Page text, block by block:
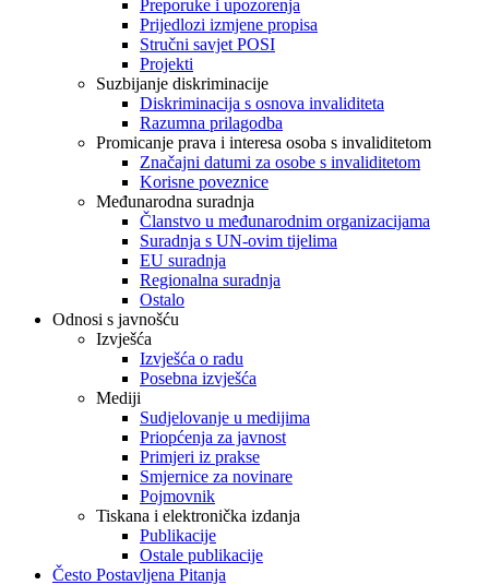
Preporuke i upozorenja
Prijedlozi izmjene propisa
Stručni savjet POSI
Projekti
Suzbijanje diskriminacije
Diskriminacija s osnova invaliditeta
Razumna prilagodba
Promicanje prava i interesa osoba s invaliditetom
Značajni datumi za osobe s invaliditetom
Korisne poveznice
Međunarodna suradnja
Članstvo u međunarodnim organizacijama
Suradnja s UN-ovim tijelima
EU suradnja
Regionalna suradnja
Ostalo
Odnosi s javnošću
Izvješća
Izvješća o radu
Posebna izvješća
Mediji
Sudjelovanje u medijima
Priopćenja za javnost
Primjeri iz prakse
Smjernice za novinare
Pojmovnik
Tiskana i elektronička izdanja
Publikacije
Ostale publikacije
Često Postavljena Pitanja